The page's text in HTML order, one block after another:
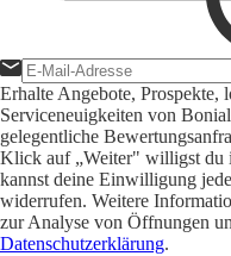
Erhalte Angebote, Prospekte,
Serviceneuigkeiten von
gelegentliche
Klick auf „Weiter" willigst du
kannst deine Einwilligung
widerrufen. Weitere
zur Analyse von Öffnungen
Datenschutzerklärung.